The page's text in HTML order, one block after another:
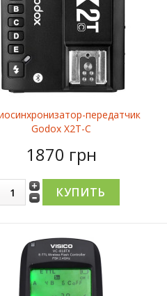
передатчик
Godox X2T-C
1870 грн